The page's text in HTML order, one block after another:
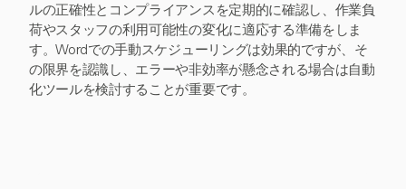
ルの正確性とコンプライアンスを定期的に確認し、作業負
荷やスタッフの利用可能性の変化に適応する準備をしま
す。Wordでの手動スケジューリングは効果的ですが、そ
の限界を認識し、エラーや非効率が懸念される場合は自動
化ツールを検討することが重要です。